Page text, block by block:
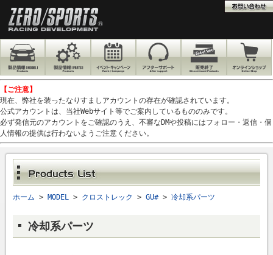
【ご注意】
現在、弊社を装ったなりすましアカウントの存在が確認されています。
公式アカウントは、当社Webサイト等でご案内しているもののみです。
必ず発信元のアカウントをご確認のうえ、不審なDMや投稿にはフォロー・返信・個
人情報の提供は行わないようご注意ください。
ホーム > MODEL> クロストレック > GU#> 冷却系パーツ
冷却系パーツ